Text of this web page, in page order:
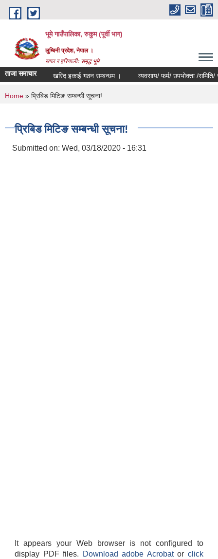
Skip to main content
भूमे गाउँपालिका, रुकुम (पूर्वी भाग)
लुम्बिनी प्रदेश, नेपाल ।
सफा र हरियालीः समृद्ध भूमे
ताजा समाचारखरिद इकाई गठन सम्बन्धम । व्यवसाय/ फर्म/ उपभोक्ता /समिति/ समुह/
You are here
Home » प्रिबिड मिटिङ सम्बन्धी सूचना!
प्रिबिड मिटिङ सम्बन्धी सूचना!
Submitted on: Wed, 03/18/2020 - 16:31
It appears your Web browser is not configured to
display PDF files.
Download adobe Acrobatorclick